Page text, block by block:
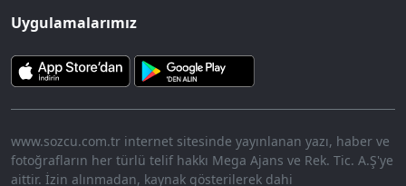
Uygulamalarımız
www.sozcu.com.tr internet sitesinde yayınlanan yazı, haber ve
fotoğrafların her türlü telif hakkı Mega Ajans ve Rek. Tic. A.Ş'ye
aittir. İzin alınmadan, kaynak gösterilerek dahi